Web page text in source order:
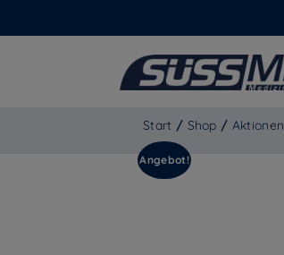
Start / Shop / Aktionen
Angebot!